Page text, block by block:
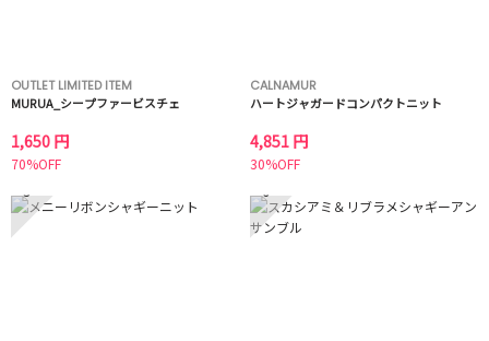
OUTLET LIMITED ITEM
MURUA_シープファービスチェ
1,650 円
70%OFF
CALNAMUR
ハートジャガードコンパクトニット
4,851 円
30%OFF
5 6